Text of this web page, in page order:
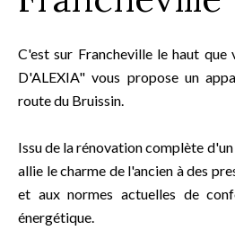
C'est sur Francheville le haut que
D'ALEXIA" vous propose un
route du Bruissin.
Issu de la rénovation complète
allie le charme de l'ancien à des
et aux normes actuelles de
énergétique.